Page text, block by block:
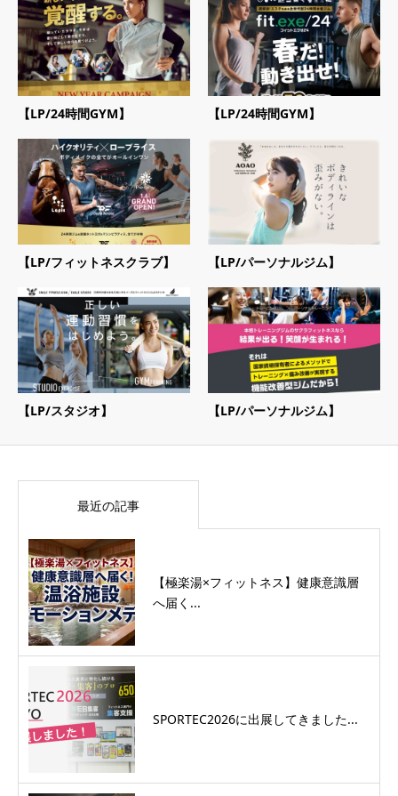
【LP/24時間GYM】 【LP/24時間GYM】
【LP/フィットネスクラブ】 【LP/パーソナルジム】
【LP/スタジオ】 【LP/パーソナルジム】
最近の記事
【極楽湯×フィットネス】健康意識層
へ届く...
SPORTEC2026に出展してきました...